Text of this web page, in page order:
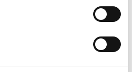
(Fingerprinting) identifizieren
wie Ihre persönlichen Daten
Zhang Gu Zhi (張古志). Geboren